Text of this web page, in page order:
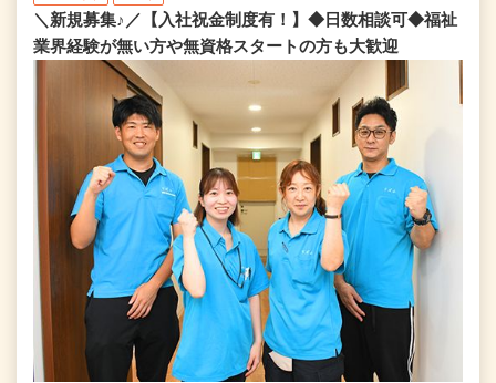
＼新規募集♪／【入社祝金制度有！】◆日数相談可◆福祉
業界経験が無い方や無資格スタートの方も大歓迎